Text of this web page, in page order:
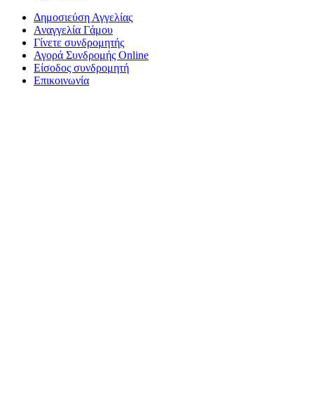
Δημοσιεύση Αγγελίας
Αναγγελία Γάμου
Γίνετε συνδρομητής
Αγορά Συνδρομής Online
Είσοδος συνδρομητή
Επικοινωνία